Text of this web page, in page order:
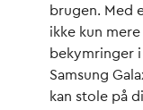
brugen. Med
ikke kun
bekymringer
Samsung
kan stole på